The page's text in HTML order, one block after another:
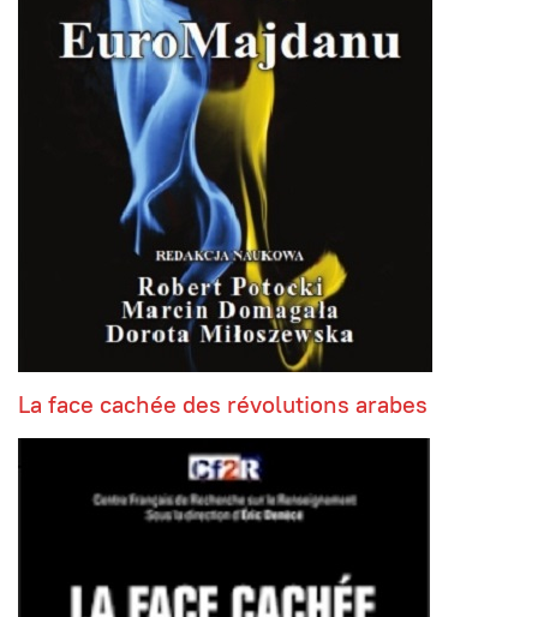
La face cachée des révolutions arabes